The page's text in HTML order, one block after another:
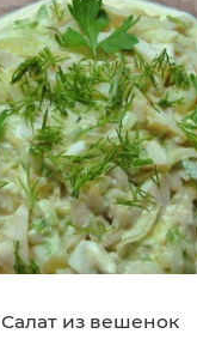
Салат из вешенок